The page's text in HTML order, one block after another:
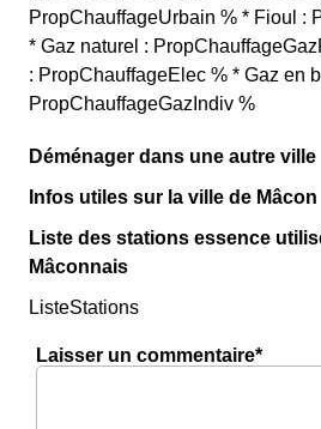
PropChauffageUrbain % * Fioul :
* Gaz naturel :
: PropChauffageElec % * Gaz en
PropChauffageGazIndiv %
Déménager dans une autre ville
Infos utiles sur la ville de Mâcon
Liste des stations essence
Mâconnais
ListeStations
Laisser un commentaire*